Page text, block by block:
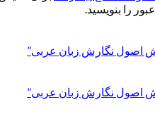
را بنویسید.
اصول نگارش زبان عربی”
اصول نگارش زبان عربی”